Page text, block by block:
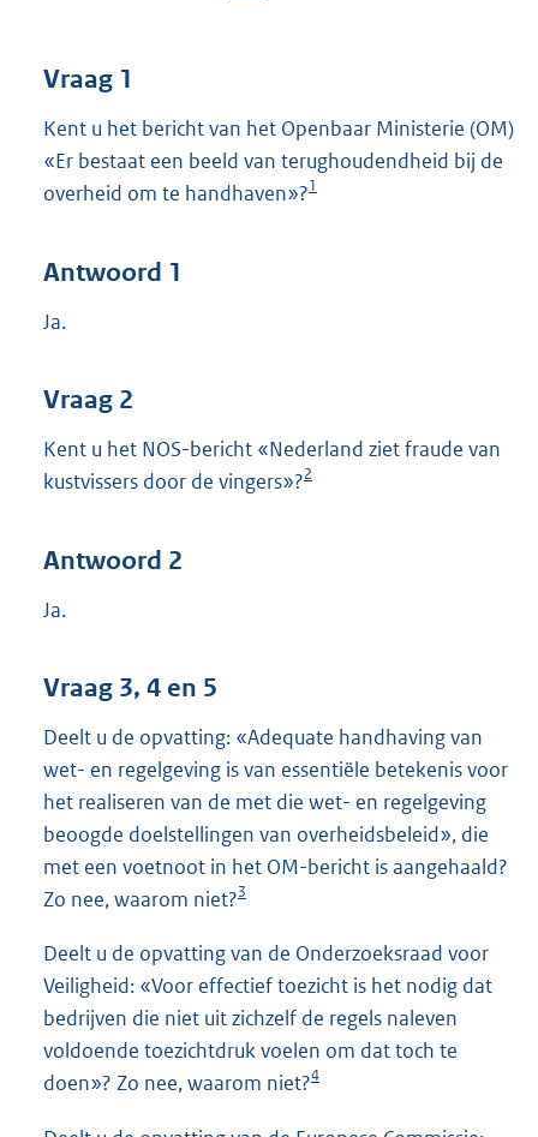
Vraag 1
Kent u het bericht van het Openbaar Ministerie (OM)
«Er bestaat een beeld van terughoudendheid bij de
overheid om te handhaven»?1
Antwoord 1
Ja.
Vraag 2
Kent u het NOS-bericht «Nederland ziet fraude van
kustvissers door de vingers»?2
Antwoord 2
Ja.
Vraag 3, 4 en 5
Deelt u de opvatting: «Adequate handhaving van
wet- en regelgeving is van essentiële betekenis voor
het realiseren van de met die wet- en regelgeving
beoogde doelstellingen van overheidsbeleid», die
met een voetnoot in het OM-bericht is aangehaald?
Zo nee, waarom niet?3
Deelt u de opvatting van de Onderzoeksraad voor
Veiligheid: «Voor effectief toezicht is het nodig dat
bedrijven die niet uit zichzelf de regels naleven
voldoende toezichtdruk voelen om dat toch te
doen»? Zo nee, waarom niet?4